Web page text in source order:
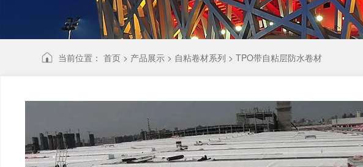
当前位置：首页 > 产品展示 > 自粘卷材系列 >TPO带自粘层防水卷材